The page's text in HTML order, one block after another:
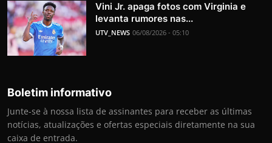
Vini Jr. apaga fotos com Virginia e
levanta rumores nas...
UTV_NEWS 06/08/2026 - 05:10
Boletim informativo
Junte-se à nossa lista de assinantes para receber as últimas
notícias, atualizações e ofertas especiais diretamente na sua
caixa de entrada.